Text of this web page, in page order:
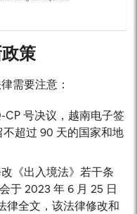
策
需要注意：
CP 号决议，越南电子签
超过 90 天的国家和地
《出入境法》若干条
于 2023 年 6 月 25 日
律全文，该法律修改和